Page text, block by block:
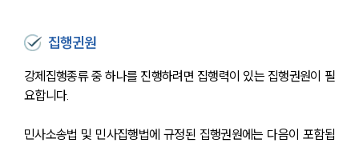
집행귄원
강제집행종류 중 하나를 진행하려면 집행력이 있는 집행권원이 필
요합니다.
민사소송법 및 민사집행법에 규정된 집행권원에는 다음이 포함됩